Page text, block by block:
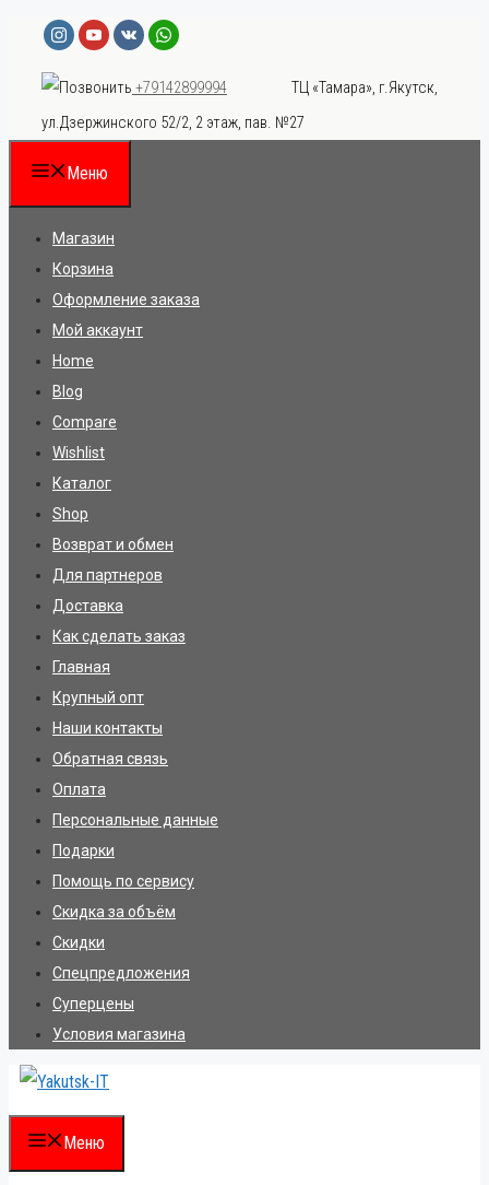
Перейти
содержимому
+79142899994
ТЦ «Тамара», г.Якутск,
ул.Дзержинского 52/2, 2 этаж, пав. №27
Меню
Магазин
Корзина
Оформление заказа
Мой аккаунт
Home
Blog
Compare
Wishlist
Каталог
Shop
Возврат и обмен
Для партнеров
Доставка
Как сделать заказ
Главная
Крупный опт
Наши контакты
Обратная связь
Оплата
Персональные данные
Подарки
Помощь по сервису
Скидка за объём
Скидки
Спецпредложения
Суперцены
Условия магазина
Меню